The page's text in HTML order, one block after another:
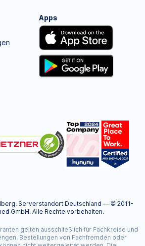
Apps
Serverstandort Deutschland — © 2011-
GmbH. Alle Rechte vorbehalten.
gelten ausschließlich für Fachkreise und
Bestellungen von Fachfremden oder